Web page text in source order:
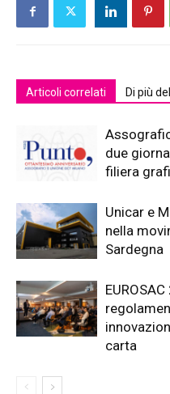
Articoli correlati Di più
due
filiera
Unicar e
nella
Sardegna
carta